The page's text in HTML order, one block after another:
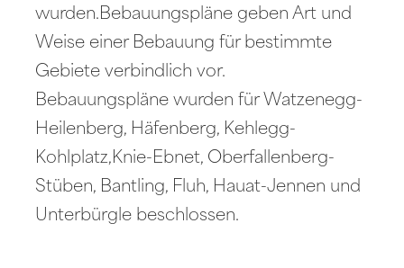
wurden.Bebauungspläne geben Art und
Weise einer Bebauung für bestimmte
Gebiete verbindlich vor.
Bebauungspläne wurden für Watzenegg-
Heilenberg, Häfenberg, Kehlegg-
Kohlplatz,Knie-Ebnet, Oberfallenberg-
Stüben, Bantling, Fluh, Hauat-Jennen und
Unterbürgle beschlossen.